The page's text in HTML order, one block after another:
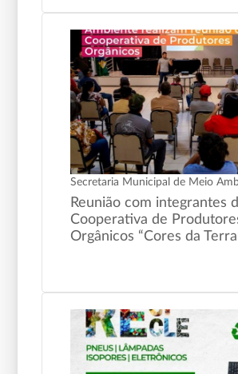
Secretaria Municipal de Meio
Reunião com integrantes
Cooperativa de
Orgânicos “Cores da